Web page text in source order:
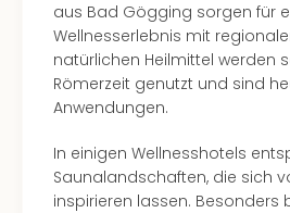
aus Bad Gögging sorgen für
Wellnesserlebnis mit
natürlichen Heilmittel werden
Römerzeit genutzt und sind
Anwendungen.
In einigen Wellnesshotels
Saunalandschaften, die sich
inspirieren lassen. Besonders